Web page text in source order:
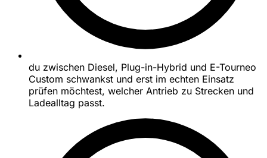
du zwischen Diesel, Plug-in-Hybrid und E-Tourneo
Custom schwankst und erst im echten Einsatz
prüfen möchtest, welcher Antrieb zu Strecken und
Ladealltag passt.